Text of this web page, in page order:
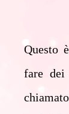
Questo
fare dei